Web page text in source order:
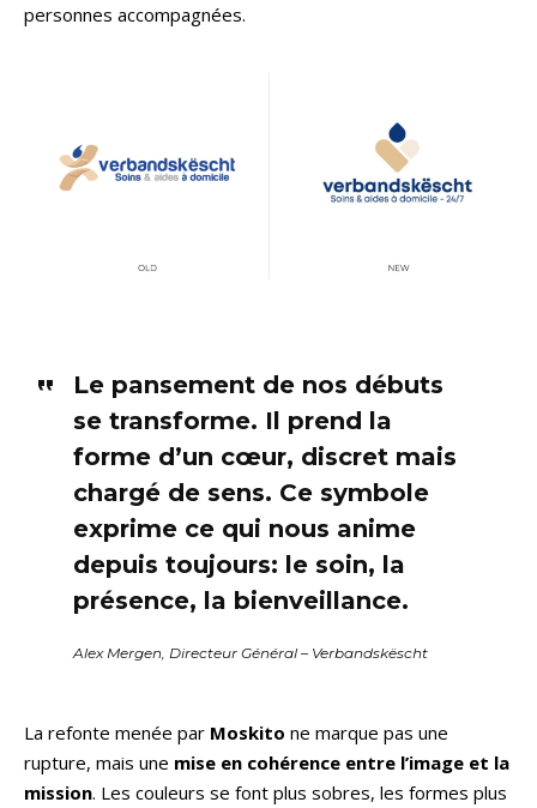
personnes accompagnées.
Le pansement de nos débuts
se transforme. Il prend la
forme d’un cœur, discret mais
chargé de sens. Ce symbole
exprime ce qui nous anime
depuis toujours: le soin, la
présence, la bienveillance.
Alex Mergen, Directeur Général – Verbandskëscht
La refonte menée par Moskito ne marque pas une
rupture, mais une mise en cohérence entre l’image et la
mission. Les couleurs se font plus sobres, les formes plus